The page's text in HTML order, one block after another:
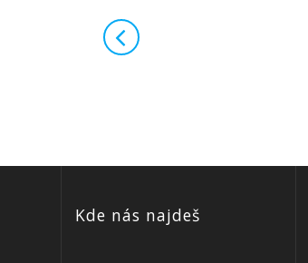
Příspěvek
navigace
Kde nás najdeš